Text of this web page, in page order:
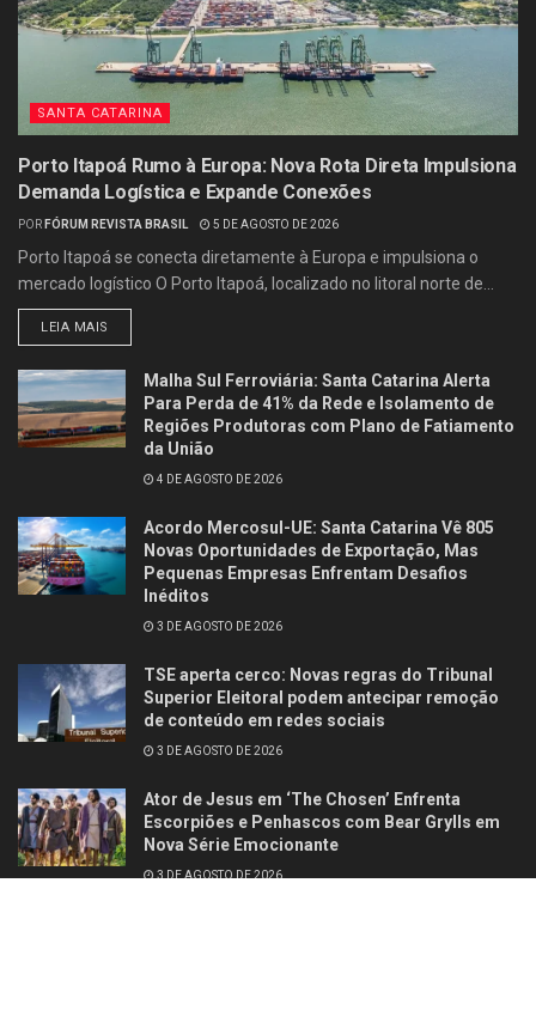
SANTA CATARINA
Porto Itapoá Rumo à Europa: Nova Rota Direta Impulsiona
Demanda Logística e Expande Conexões
POR FÓRUM REVISTA BRASIL 5 DE AGOSTO DE 2026
Porto Itapoá se conecta diretamente à Europa e impulsiona o
mercado logístico O Porto Itapoá, localizado no litoral norte de...
LEIA MAIS
Malha Sul Ferroviária: Santa Catarina Alerta
Para Perda de 41% da Rede e Isolamento de
Regiões Produtoras com Plano de Fatiamento
da União
4 DE AGOSTO DE 2026
Acordo Mercosul-UE: Santa Catarina Vê 805
Novas Oportunidades de Exportação, Mas
Pequenas Empresas Enfrentam Desafios
Inéditos
3 DE AGOSTO DE 2026
TSE aperta cerco: Novas regras do Tribunal
Superior Eleitoral podem antecipar remoção
de conteúdo em redes sociais
3 DE AGOSTO DE 2026
Ator de Jesus em ‘The Chosen’ Enfrenta
Escorpiões e Penhascos com Bear Grylls em
Nova Série Emocionante
3 DE AGOSTO DE 2026